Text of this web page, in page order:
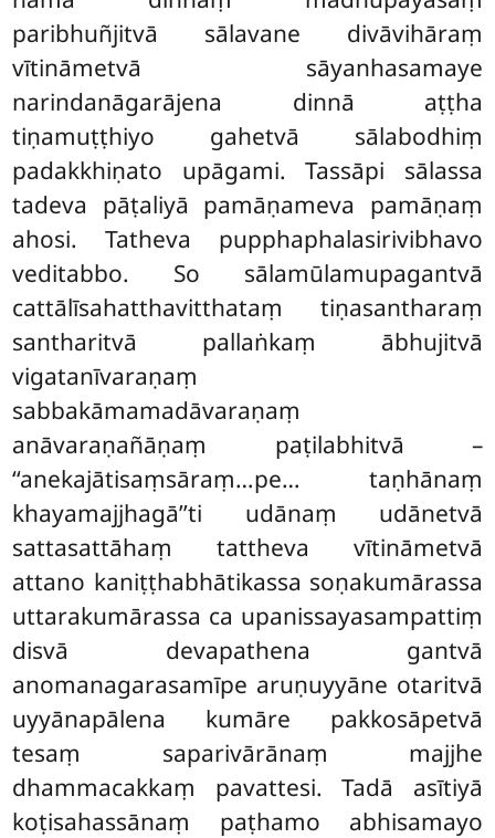
paribhuñjitvā sālavane divāvihāraṃ
vītināmetvā sāyanhasamaye
narindanāgarājena dinnā aṭṭha
tiṇamuṭṭhiyo gahetvā sālabodhiṃ
padakkhiṇato upāgami. Tassāpi sālassa
tadeva pāṭaliyā pamāṇameva pamāṇaṃ
ahosi. Tatheva pupphaphalasirivibhavo
veditabbo. So sālamūlamupagantvā
cattālīsahatthavitthataṃ tiṇasantharaṃ
santharitvā pallaṅkaṃ ābhujitvā
vigatanīvaraṇaṃ
sabbakāmamadāvaraṇaṃ
anāvaraṇañāṇaṃ paṭilabhitvā –
‘‘anekajātisaṃsāraṃ…pe… taṇhānaṃ
khayamajjhagā’’ti udānaṃ udānetvā
sattasattāhaṃ tattheva vītināmetvā
attano kaniṭṭhabhātikassa soṇakumārassa
uttarakumārassa ca upanissayasampattiṃ
disvā devapathena gantvā
anomanagarasamīpe aruṇuyyāne otaritvā
uyyānapālena kumāre pakkosāpetvā
tesaṃ saparivārānaṃ majjhe
dhammacakkaṃ pavattesi. Tadā asītiyā
koṭisahassānaṃ paṭhamo abhisamayo